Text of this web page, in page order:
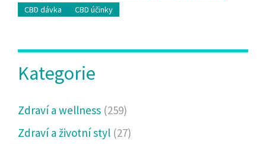
CBD dávka
CBD účinky
Kategorie
Zdraví a wellness (259)
Zdraví a životní styl (27)